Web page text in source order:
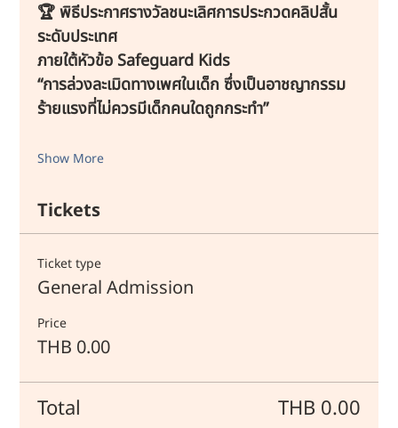
🏆 พิธีประกาศรางวัลชนะเลิศการประกวดคลิปสั้น
ระดับประเทศ
ภายใต้หัวข้อ Safeguard Kids
“การล่วงละเมิดทางเพศในเด็ก ซึ่งเป็นอาชญากรรม
ร้ายแรงที่ไม่ควรมีเด็กคนใดถูกกระทำ”
Show More
Tickets
Ticket type
General Admission
Price
THB 0.00
Total THB 0.00